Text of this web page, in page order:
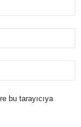
bu tarayıcıya